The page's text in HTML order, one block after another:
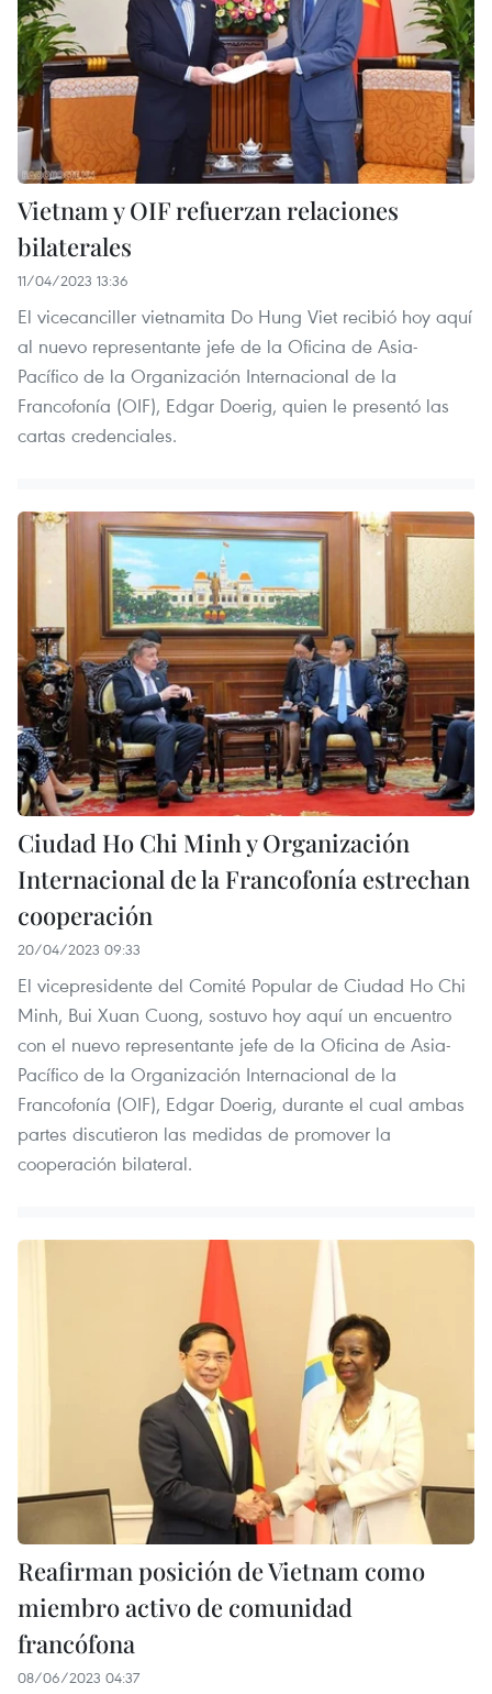
Vietnam y OIF refuerzan relaciones
bilaterales
11/04/2023 13:36
El vicecanciller vietnamita Do Hung Viet recibió hoy aquí
al nuevo representante jefe de la Oficina de Asia-
Pacífico de la Organización Internacional de la
Francofonía (OIF), Edgar Doerig, quien le presentó las
cartas credenciales.
Ciudad Ho Chi Minh y Organización
Internacional de la Francofonía estrechan
cooperación
20/04/2023 09:33
El vicepresidente del Comité Popular de Ciudad Ho Chi
Minh, Bui Xuan Cuong, sostuvo hoy aquí un encuentro
con el nuevo representante jefe de la Oficina de Asia-
Pacífico de la Organización Internacional de la
Francofonía (OIF), Edgar Doerig, durante el cual ambas
partes discutieron las medidas de promover la
cooperación bilateral.
Reafirman posición de Vietnam como
miembro activo de comunidad
francófona
08/06/2023 04:37